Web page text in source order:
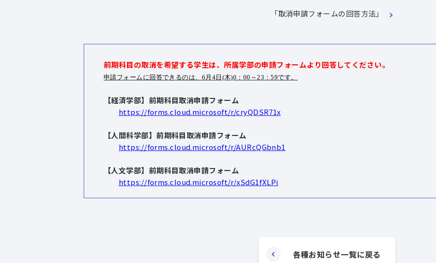
「取消申請フォームの回答方法」
前期科目の取消を希望する学生は、所属学部の申請フォームより回答してください。
申請フォームに回答できるのは、 6月4日(木)0：00～23：59です。
【経済学部】前期科目取消申請フォーム
https://forms.cloud.microsoft/r/cryQDSR71x
【人間科学部】前期科目取消申請フォーム
https://forms.cloud.microsoft/r/AURcQGbnb1
【人文学部】前期科目取消申請フォーム
https://forms.cloud.microsoft/r/xSdG1fXLPi
各種お知らせ一覧に戻る